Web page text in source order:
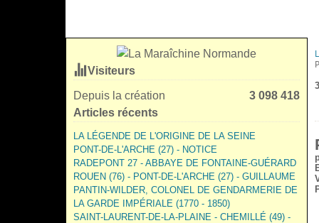
Visiteurs
Depuis la création
3 098 418
Articles récents
LA LÉGENDE DE L'ORIGINE DE LA SEINE
PONT-DE-L'ARCHE (27) - NOTICE
RADEPONT 27 - ABBAYE DE FONTAINE-GUÉRARD
ROUEN (76) - PONT-DE-L'ARCHE (27) - GUILLAUME
PANTIN-WILDER, COLONEL DE GENDARMERIE DE
LA GARDE IMPÉRIALE (1770 - 1850)
SAINT-LAURENT-DE-LA-PLAINE - CHEMILLÉ (49) -